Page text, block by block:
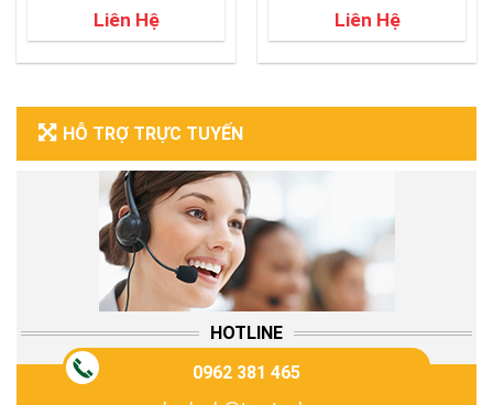
Liên Hệ Liên Hệ
HỖ TRỢ TRỰC TUYẾN
HOTLINE
0962 381 465